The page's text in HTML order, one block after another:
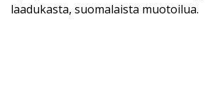
laadukasta, suomalaista muotoilua.